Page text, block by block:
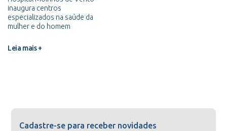
inaugura centros
especializados na saúde da
mulher e do homem
Leia mais +
Cadastre-se para receber novidades